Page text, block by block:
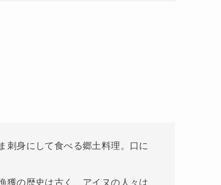
刺身にして食べる郷土料理。口に
獲の歴史は古く、アイヌの人々は